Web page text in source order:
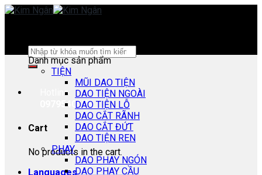
Skip
Search
for:
Hotline:
0979540178
Cart
No products in the cart.
Languages
Danh mục sản phẩm
TIỆN
MŨI DAO TIỆN
DAO TIỆN NGOÀI
DAO TIỆN LỖ
DAO CẮT RÃNH
DAO CẮT ĐỨT
DAO TIỆN REN
PHAY
DAO PHAY NGÓN
DAO PHAY CẦU